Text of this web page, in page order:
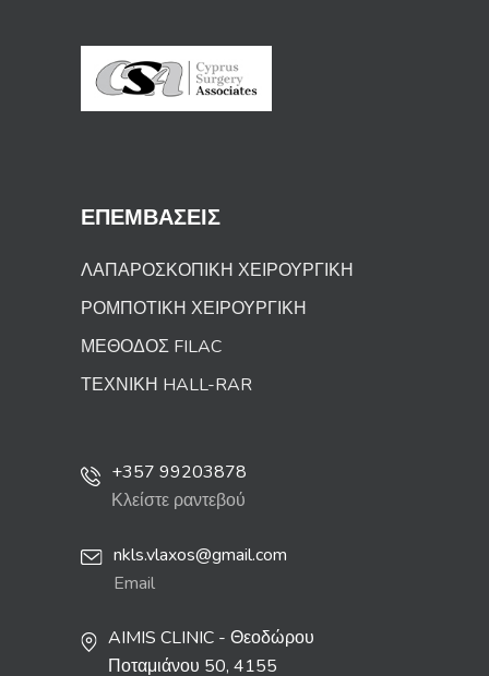
ΕΠΕΜΒΑΣΕΙΣ
ΛΑΠΑΡΟΣΚΟΠΙΚΗ ΧΕΙΡΟΥΡΓΙΚΗ
ΡΟΜΠΟΤΙΚΗ ΧΕΙΡΟΥΡΓΙΚΗ
ΜΕΘΟΔΟΣ FILAC
ΤΕΧΝΙΚΗ HALL-RAR
+357 99203878
Κλείστε ραντεβού
nkls.vlaxos@gmail.com
Email
AIMIS CLINIC - Θεοδώρου
Ποταμιάνου 50, 4155